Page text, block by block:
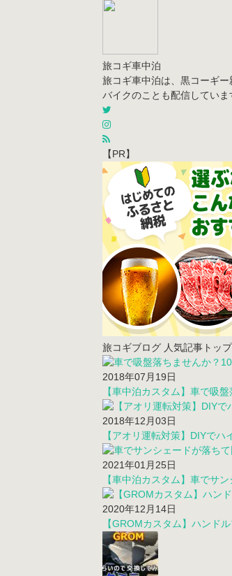
旅コギ車中泊
旅コギ車中泊は、黒コーギ
バイクのことも配信してい
【PR】
旅コギブログ 人気記事トッ
2018年07月19日
【車中泊カスタム】車で吸
2018年12月03日
【アオリ運転対策】DIYで
2021年01月25日
【車中泊カスタム】車でサ
2020年12月14日
【GROMカスタム】ハンド